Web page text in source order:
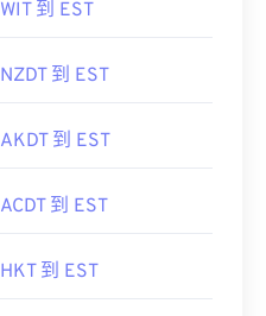
WIT 到 EST
NZDT 到 EST
AKDT 到 EST
ACDT 到 EST
HKT 到 EST